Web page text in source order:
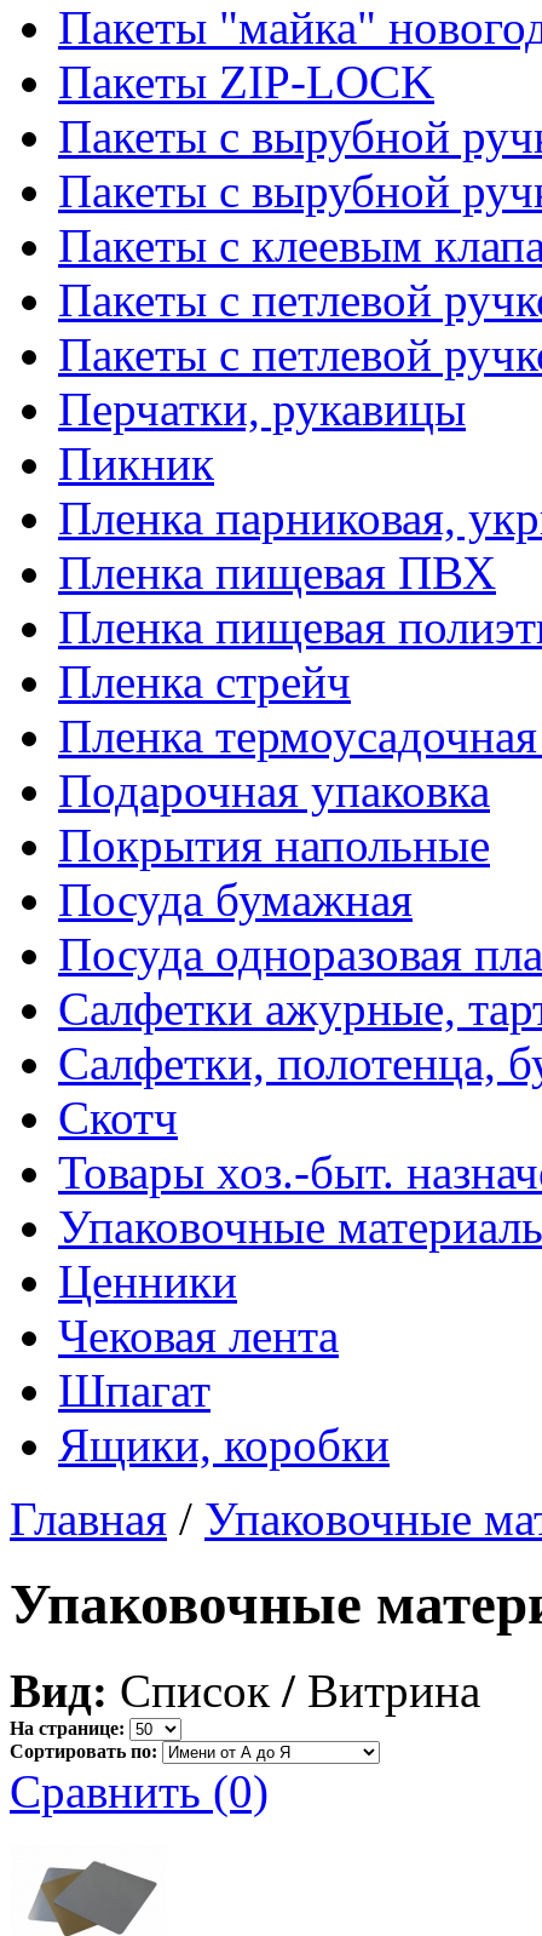
Пакеты "майка"
Пакеты ZIP-LOCK
Пакеты с вырубной
Пакеты с вырубной
Пакеты с клеевым
Пакеты с петлевой
Пакеты с петлевой
Перчатки, рукавицы
Пикник
Пленка парниковая,
Пленка пищевая ПВХ
Пленка пищевая
Пленка стрейч
Пленка
Подарочная упаковка
Покрытия напольные
Посуда бумажная
Посуда одноразовая
Салфетки ажурные,
Салфетки, полотенца,
Скотч
Товары хоз.-быт.
Упаковочные
Ценники
Чековая лента
Шпагат
Ящики, коробки
Главная / Упаковочные
Упаковочные
Вид: Список / Витрина
На странице:
Сортировать по:
Сравнить (0)